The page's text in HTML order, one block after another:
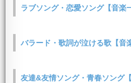
ラブソング・恋愛ソング【音楽
バラード・歌詞が泣ける歌【音
友達&友情ソング・青春ソング